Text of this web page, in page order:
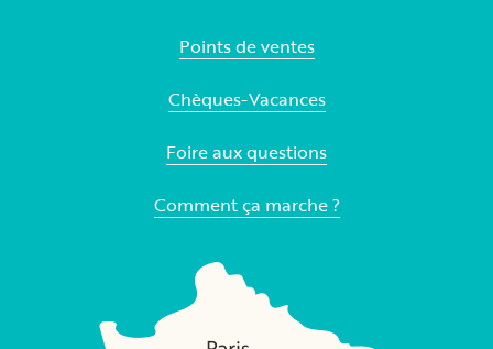
Points de ventes
Chèques-Vacances
Foire aux questions
Comment ça marche ?